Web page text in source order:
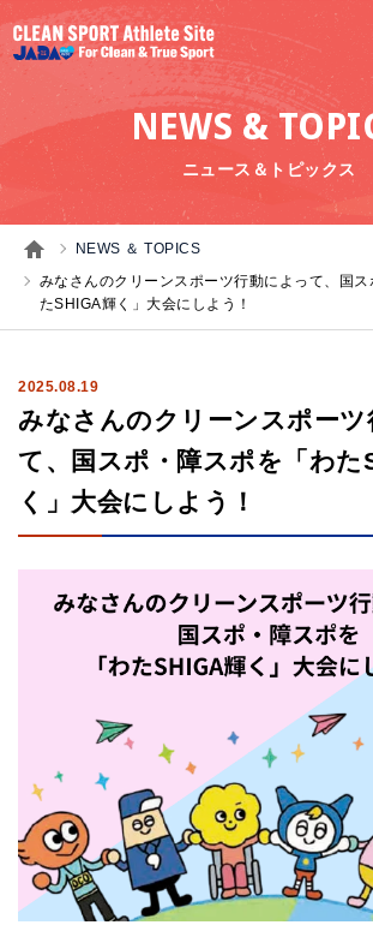
NEWS &
ニュース＆トピックス
NEWS ＆ TOPICS
みなさんのクリーンスポーツ行動によって、国
たSHIGA輝く」大会にしよう！
2025.08.19
みなさんのクリーンスポーツ
て、国スポ・障スポを「わた
く」大会にしよう！